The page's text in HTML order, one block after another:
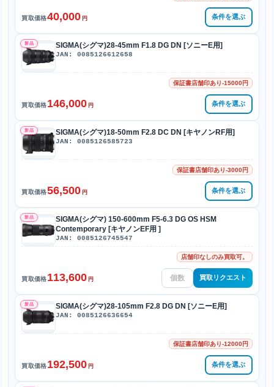
買取価格40,000 円 条件を選ぶ
新品 SIGMA(シグマ)28-45mm F1.8 DG DN [ソニーE用]
JAN: 0085126612658
保証書店舗印あり-15000円
買取価格146,000 円 条件を選ぶ
新品 SIGMA(シグマ)18-50mm F2.8 DC DN [キヤノンRF用]
JAN: 0085126585723
保証書店舗印あり-3000円
買取価格56,500 円 条件を選ぶ
新品
SIGMA(シグマ) 150-600mm F5-6.3 DG OS HSM
Contemporary [キヤノンEF用 ]
JAN: 0085126745547
店舗印なしのみ買取可。
買取価格113,600 円 買取リクエスト
新品 SIGMA(シグマ)28-105mm F2.8 DG DN [ソニーE用]
JAN: 0085126636654
保証書店舗印あり-12000円
買取価格192,500 円 条件を選ぶ